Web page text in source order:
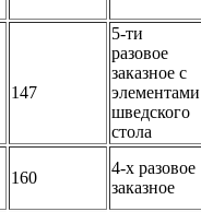
147
5-ти
разовое
заказное с
элементами
шведского
стола
160
4-х разовое
заказное